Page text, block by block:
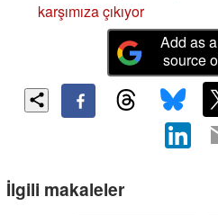
karşımıza çıkıyor
Add as
source
İlgili makaleler